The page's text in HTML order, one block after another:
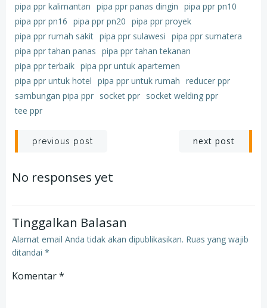
pipa ppr kalimantan pipa ppr panas dingin pipa ppr pn10
pipa ppr pn16 pipa ppr pn20 pipa ppr proyek
pipa ppr rumah sakit pipa ppr sulawesi pipa ppr sumatera
pipa ppr tahan panas pipa ppr tahan tekanan
pipa ppr terbaik pipa ppr untuk apartemen
pipa ppr untuk hotel pipa ppr untuk rumah reducer ppr
sambungan pipa ppr socket ppr socket welding ppr
tee ppr
Post
navigation
previous post next post
No responses yet
Tinggalkan Balasan
Alamat email Anda tidak akan dipublikasikan. Ruas yang wajib
ditandai *
Komentar*